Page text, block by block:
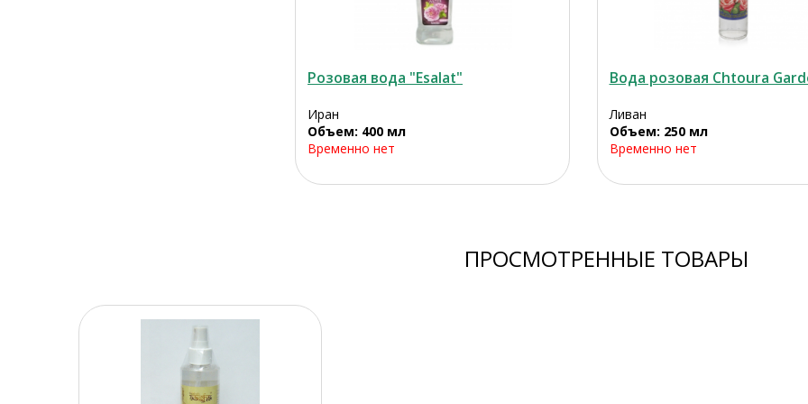
Розовая вода "Esalat"
Иран
Объем: 400 мл
Временно нет
Вода розовая Chtoura
Ливан
Объем: 250 мл
Временно нет
ПРОСМОТРЕННЫЕ ТОВАРЫ